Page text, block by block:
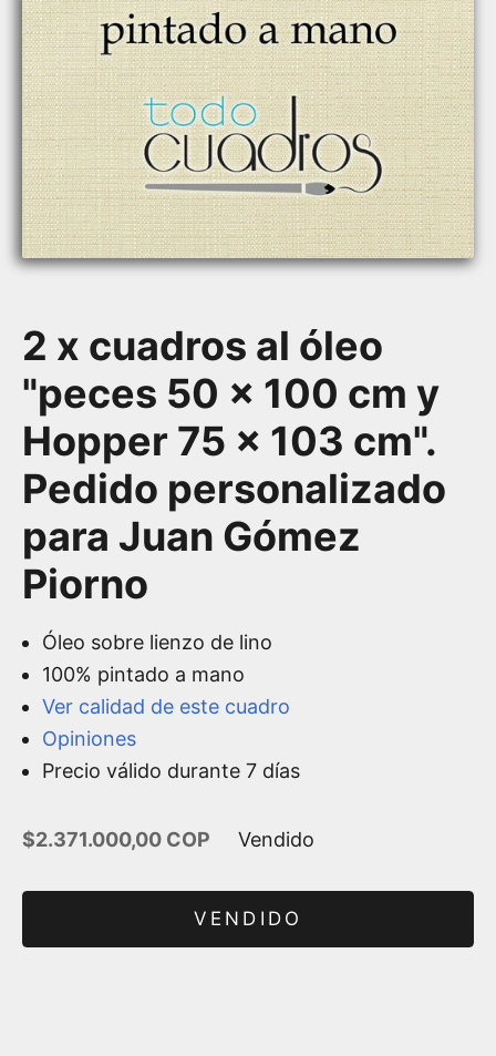
2 x cuadros al óleo
"peces 50 x 100 cm y
Hopper 75 x 103 cm".
Pedido personalizado
para Juan Gómez
Piorno
Óleo sobre lienzo de lino
100% pintado a mano
Ver calidad de este cuadro
Opiniones
Precio válido durante 7 días
Precio de oferta
$2.371.000,00 COP Vendido
VENDIDO